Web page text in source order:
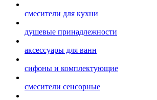
смесители для кухни
душевые принадлежности
аксессуары для ванн
сифоны и комплектующие
смесители сенсорные